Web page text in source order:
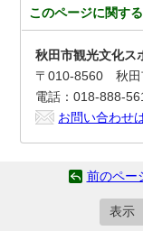
このページに関する
秋田市観光文化
〒010-8560 秋田
電話：018-888-
お問い合わせ
前のペー
表示